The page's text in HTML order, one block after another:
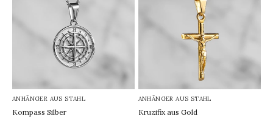
ANHÄNGER AUS STAHL
Kompass Silber
ANHÄNGER AUS STAHL
Kruzifix aus Gold